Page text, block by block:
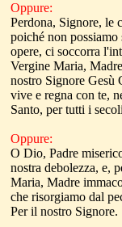
Oppure:
Perdona, Signore, le
poiché non
opere, ci soccorra
Vergine Maria,
nostro Signore Gesù
vive e regna con te,
Santo, per tutti i
Oppure:
O Dio, Padre
nostra debolezza, e,
Maria, Madre
che risorgiamo dal
Per il nostro Signore.